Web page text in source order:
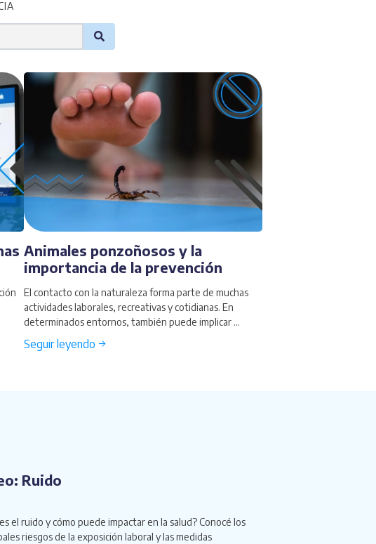
Animales ponzoñosos y la
importancia de la prevención
El contacto con la naturaleza forma parte de muchas
actividades laborales, recreativas y cotidianas. En
determinados entornos, también puede implicar ...
Seguir leyendo →
Ruido
el ruido y cómo puede impactar en la salud? Conocé los
riesgos de la exposición laboral y las medidas